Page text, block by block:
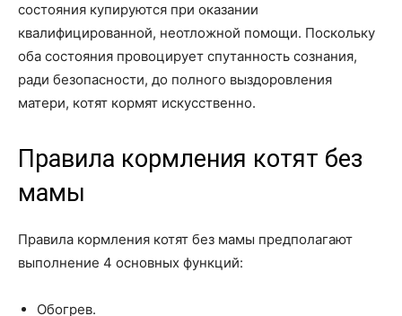
состояния купируются при оказании
квалифицированной, неотложной помощи. Поскольку
оба состояния провоцирует спутанность сознания,
ради безопасности, до полного выздоровления
матери, котят кормят искусственно.
Правила кормления котят без
мамы
Правила кормления котят без мамы предполагают
выполнение 4 основных функций:
Обогрев.